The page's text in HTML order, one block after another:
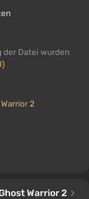
der Datei wurden
2
Warrior 2